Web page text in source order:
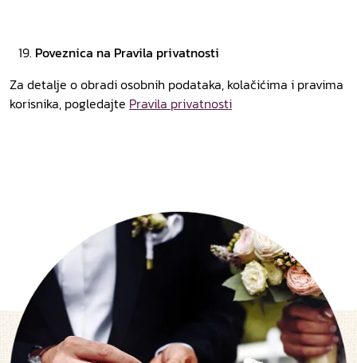
Poveznica na Pravila privatnosti
Za detalje o obradi osobnih podataka, kolačićima i pravima
korisnika, pogledajte Pravila privatnosti